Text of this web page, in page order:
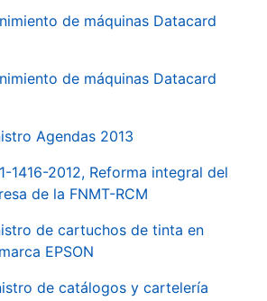
de máquinas Datacard
de máquinas Datacard
Agendas 2013
1416-2012, Reforma integral del
de la FNMT-RCM
de cartuchos de tinta en
EPSON
de catálogos y cartelería